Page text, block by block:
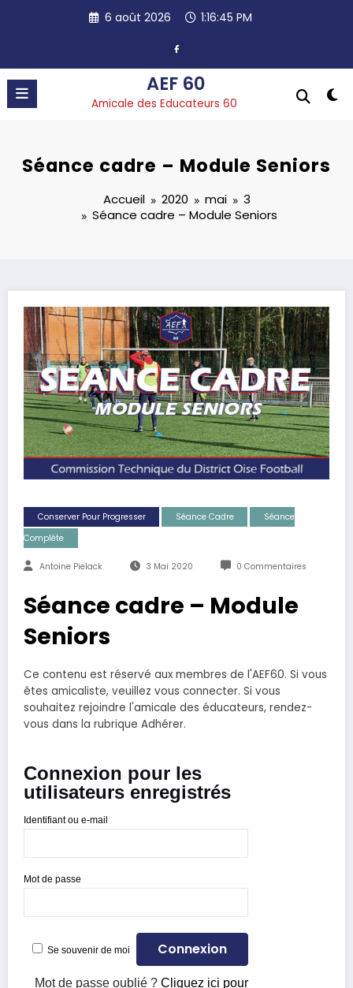
6 août 2026 1:16:46 PM
AEF 60
Amicale des Educateurs 60
Séance cadre – Module Seniors
Accueil 2020 mai
3
Séance cadre – Module Seniors
Conserver Pour Progresser Séance Cadre
Séance
Compléte
Antoine Pielack 3 Mai 2020 0 Commentaires
Séance cadre – Module
Seniors
Ce contenu est réservé aux membres de l'AEF60. Si vous
êtes amicaliste, veuillez vous connecter. Si vous
souhaitez rejoindre l'amicale des éducateurs, rendez-
vous dans la rubrique Adhérer.
Connexion pour les
utilisateurs enregistrés
Identifiant ou e-mail
Mot de passe
Se souvenir de moi
Mot de passe oublié ?Cliquez ici pour